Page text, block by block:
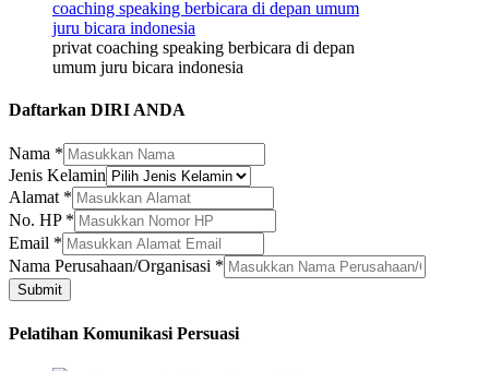
privat coaching speaking berbicara di depan
umum juru bicara indonesia
Daftarkan DIRI ANDA
Nama *
Nama
Kelamin
Nama
Jenis Kelamin
Alamat *
No. HP *
Email *
Nama Perusahaan/Organisasi *
Submit
Pelatihan Komunikasi Persuasi